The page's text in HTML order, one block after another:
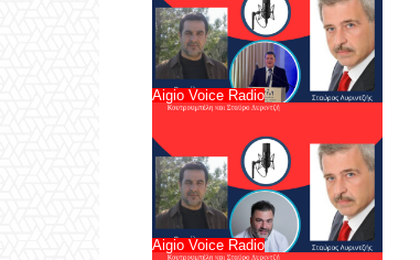
Aigio Voice Radio
Aigio Voice Radio